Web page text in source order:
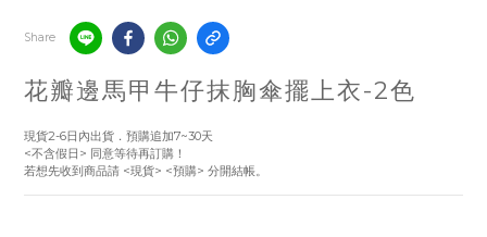
Share
花瓣邊馬甲牛仔抹胸傘擺上衣-2色
現貨2-6日內出貨．預購追加7~30天
<不含假日> 同意等待再訂購！
若想先收到商品請 <現貨> <預購> 分開結帳。